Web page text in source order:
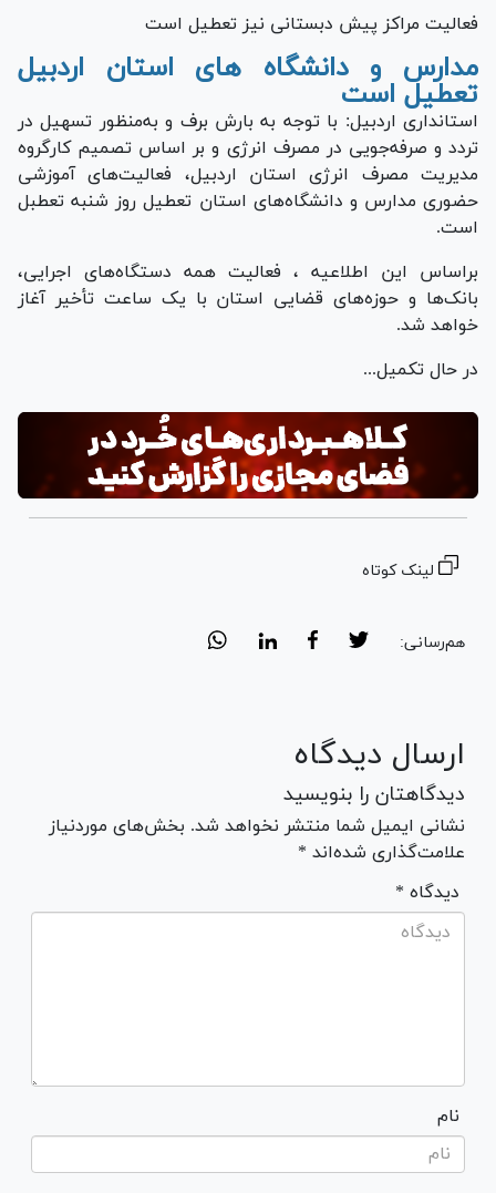
فعالیت مراکز پیش دبستانی نیز تعطیل است
مدارس و دانشگاه های استان اردبیل
تعطیل است
استانداری اردبیل: با توجه به بارش برف و به‌منظور تسهیل در
تردد و صرفه‌جویی در مصرف انرژی و بر اساس تصمیم کارگروه
مدیریت مصرف انرژی استان اردبیل، فعالیت‌های آموزشی
حضوری مدارس و دانشگاه‌های استان تعطیل روز شنبه تعطبل
است.
براساس این اطلاعیه ، فعالیت همه دستگاه‌های اجرایی،
بانک‌ها و حوزه‌های قضایی استان با یک ساعت تأخیر آغاز
خواهد شد.
در حال تکمیل...
لینک کوتاه
هم‌رسانی:
ارسال دیدگاه
دیدگاهتان را بنویسید
نشانی ایمیل شما منتشر نخواهد شد. بخش‌های موردنیاز
علامت‌گذاری شده‌اند *
* دیدگاه
نام